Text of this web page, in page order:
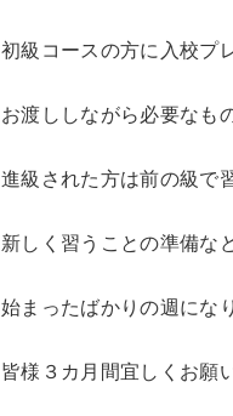
初級コースの方に入校プ
お渡ししながら必要なも
進級された方は前の級で
新しく習うことの準備な
始まったばかりの週にな
皆様３カ月間宜しくお願